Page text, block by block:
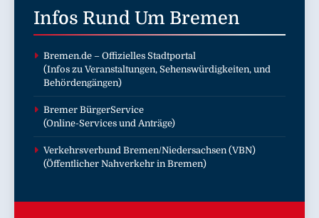
based-Markt
Infos Rund Um Bremen
Bremen.de – Offizielles Stadtportal
(Infos zu Veranstaltungen, Sehenswürdigkeiten, und
Behördengängen)
Bremer BürgerService
(Online-Services und Anträge)
Verkehrsverbund Bremen/Niedersachsen (VBN)
(Öffentlicher Nahverkehr in Bremen)